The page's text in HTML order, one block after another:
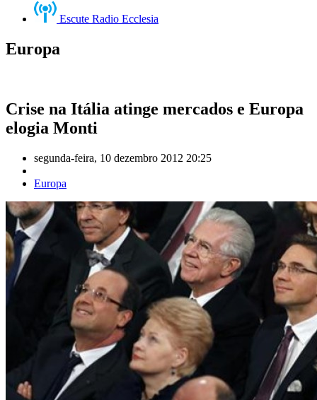
Escute Radio Ecclesia
Europa
Crise na Itália atinge mercados e Europa
elogia Monti
segunda-feira, 10 dezembro 2012 20:25
Europa